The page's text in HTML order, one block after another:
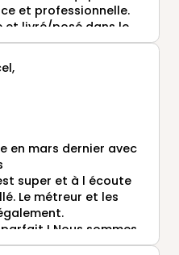
et professionnelle.
et livré/posé dans le
.
en mars dernier avec
super et à l écoute
Le métreur et les
! Nous sommes
cette